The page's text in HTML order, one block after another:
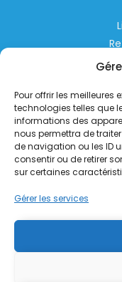
Pour offrir les meilleures
technologies telles que
informations des
nous permettra de
de navigation ou les ID
consentir ou de retirer
sur certaines
Gérer les services